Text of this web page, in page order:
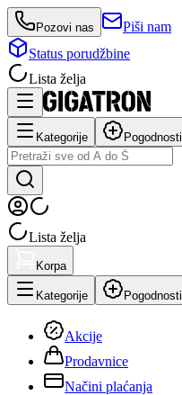
Pozovi nas
Piši nam
Status porudžbine
Lista želja
Kategorije Pogodnosti
Lista želja
Korpa
Kategorije Pogodnosti
Akcije
Prodavnice
Načini plaćanja